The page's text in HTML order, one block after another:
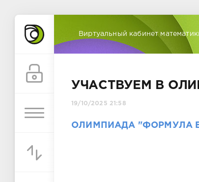
Виртуальный кабинет
УЧАСТВУЕМ В
19/10/2025 21:58
ОЛИМПИАДА "ФОРМУЛА